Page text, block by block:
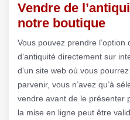
Vendre de
notre boutique
Vous pouvez prendre
d’antiquité directement sur
d’un site web où vous
parvenir, vous n’avez qu’à
vendre avant de le présenter
la mise en ligne peut être